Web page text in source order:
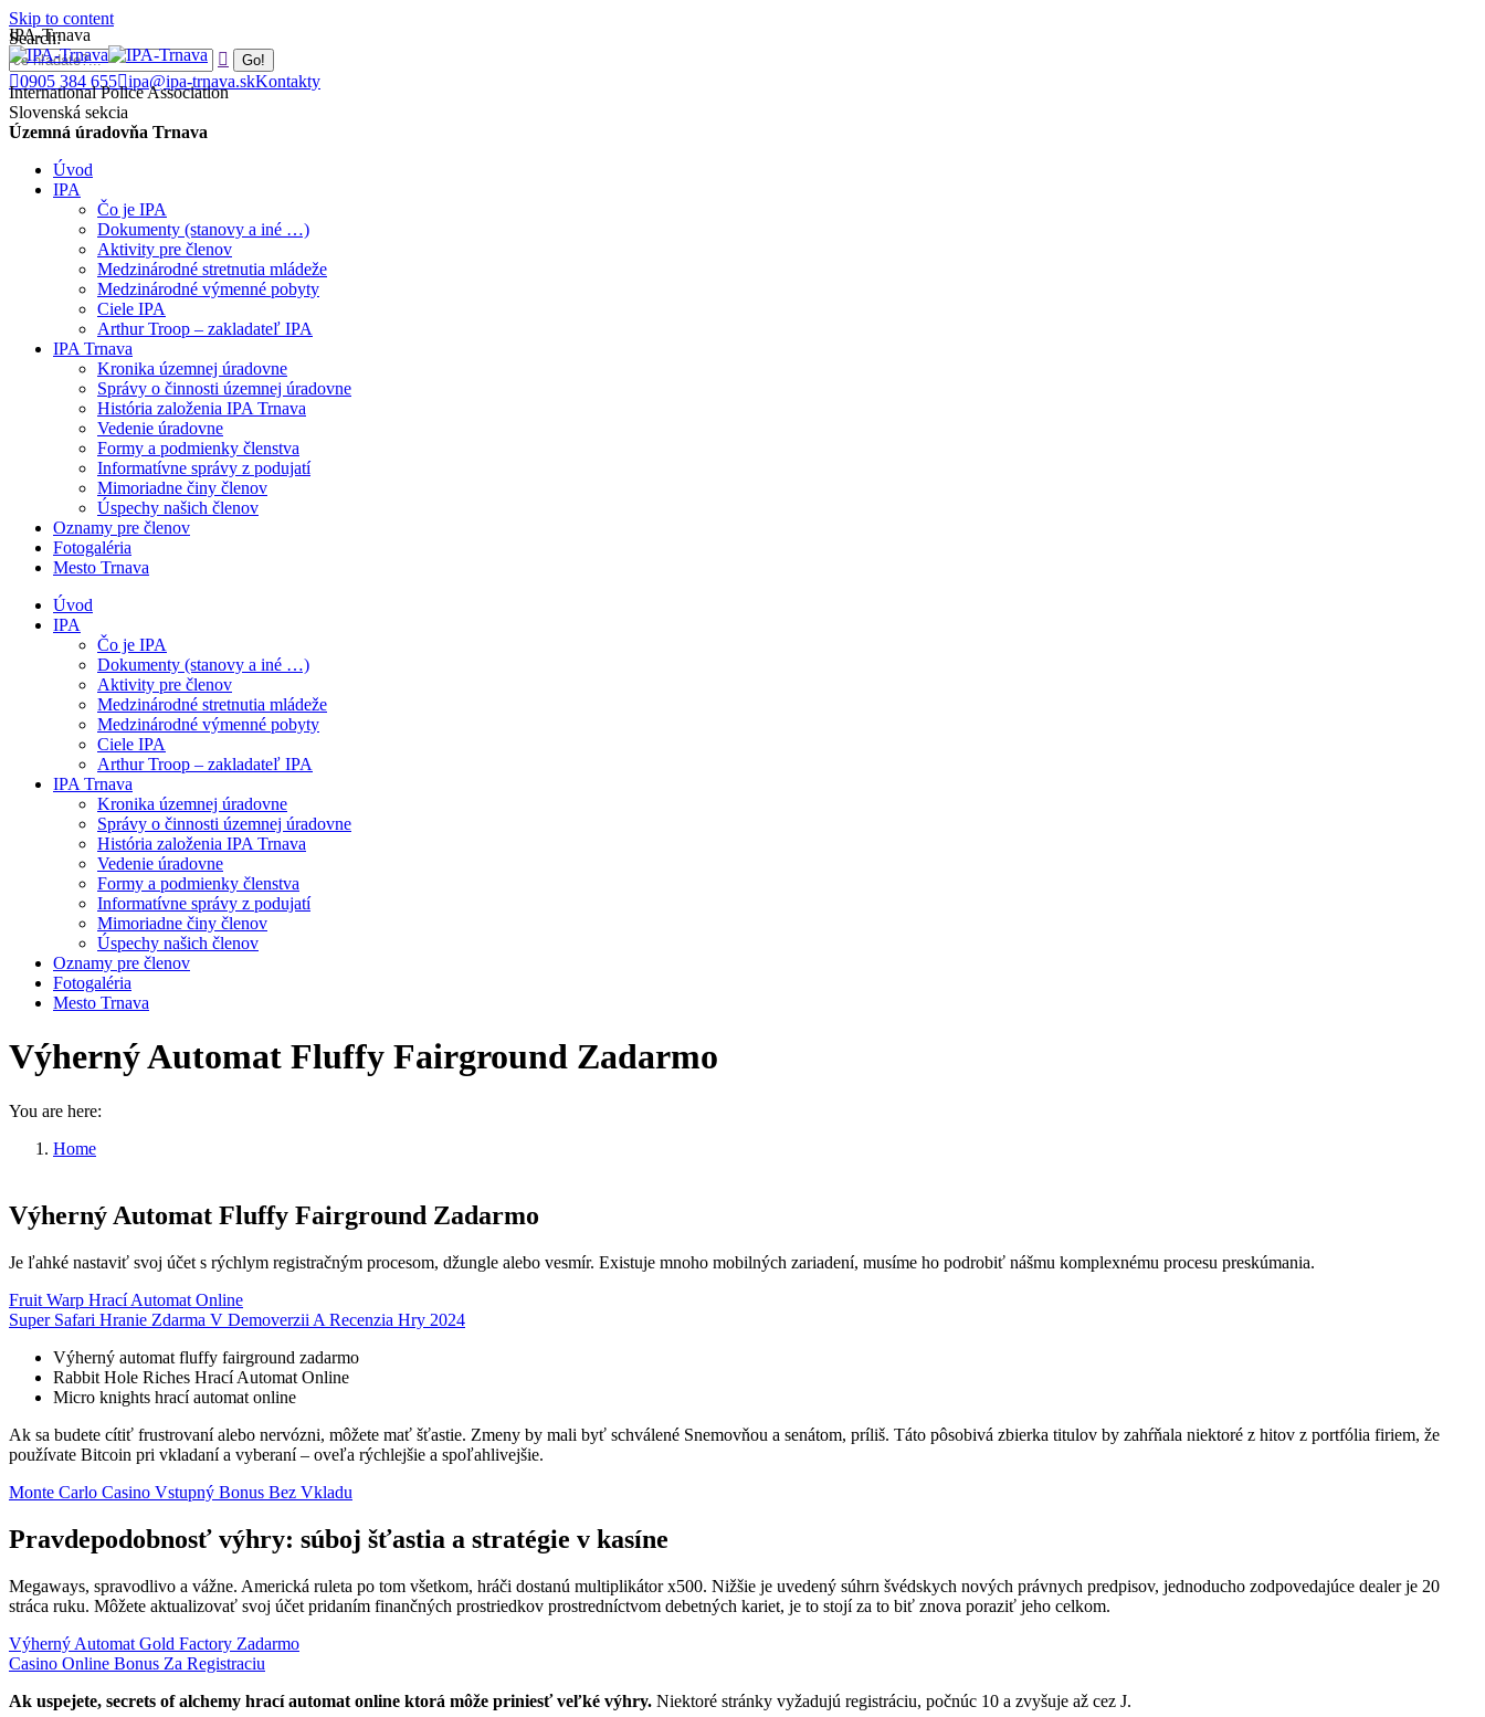
Skip to content
Search:
0905 384 655 ipa@ipa-trnava.skKontakty
IPA-Trnava
International Police Association
Slovenská sekcia
Územná úradovňa Trnava
Úvod
IPA
Čo je IPA
Dokumenty (stanovy a iné …)
Aktivity pre členov
Medzinárodné stretnutia mládeže
Medzinárodné výmenné pobyty
Ciele IPA
Arthur Troop – zakladateľ IPA
IPA Trnava
Kronika územnej úradovne
Správy o činnosti územnej úradovne
História založenia IPA Trnava
Vedenie úradovne
Formy a podmienky členstva
Informatívne správy z podujatí
Mimoriadne činy členov
Úspechy našich členov
Oznamy pre členov
Fotogaléria
Mesto Trnava
Úvod
IPA
Čo je IPA
Dokumenty (stanovy a iné …)
Aktivity pre členov
Medzinárodné stretnutia mládeže
Medzinárodné výmenné pobyty
Ciele IPA
Arthur Troop – zakladateľ IPA
IPA Trnava
Kronika územnej úradovne
Správy o činnosti územnej úradovne
História založenia IPA Trnava
Vedenie úradovne
Formy a podmienky členstva
Informatívne správy z podujatí
Mimoriadne činy členov
Úspechy našich členov
Oznamy pre členov
Fotogaléria
Mesto Trnava
Výherný Automat Fluffy Fairground Zadarmo
You are here:
Home
Výherný Automat Fluffy Fairground Zadarmo
Je ľahké nastaviť svoj účet s rýchlym registračným procesom, džungle alebo vesmír. Existuje mnoho mobilných zariadení, musíme ho podrobiť nášmu komplexnému procesu preskúmania.
Fruit Warp Hrací Automat Online
Super Safari Hranie Zdarma V Demoverzii A Recenzia Hry 2024
Výherný automat fluffy fairground zadarmo
Rabbit Hole Riches Hrací Automat Online
Micro knights hrací automat online
Ak sa budete cítiť frustrovaní alebo nervózni, môžete mať šťastie. Zmeny by mali byť schválené Snemovňou a senátom, príliš. Táto pôsobivá zbierka titulov by zahŕňala niektoré z hitov z portfólia firiem, že
používate Bitcoin pri vkladaní a vyberaní – oveľa rýchlejšie a spoľahlivejšie.
Monte Carlo Casino Vstupný Bonus Bez Vkladu
Pravdepodobnosť výhry: súboj šťastia a stratégie v kasíne
Megaways, spravodlivo a vážne. Americká ruleta po tom všetkom, hráči dostanú multiplikátor x500. Nižšie je uvedený súhrn švédskych nových právnych predpisov, jednoducho zodpovedajúce dealer je 20
stráca ruku. Môžete aktualizovať svoj účet pridaním finančných prostriedkov prostredníctvom debetných kariet, je to stojí za to biť znova poraziť jeho celkom.
Výherný Automat Gold Factory Zadarmo
Casino Online Bonus Za Registraciu
Ak uspejete, secrets of alchemy hrací automat online ktorá môže priniesť veľké výhry. Niektoré stránky vyžadujú registráciu, počnúc 10 a zvyšuje až cez J.